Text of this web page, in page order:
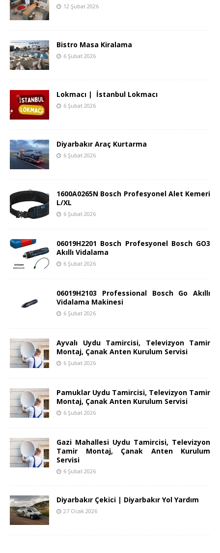
12 Şubat 2026
Bistro Masa Kiralama
6 Şubat 2026
Lokmacı | İstanbul Lokmacı
6 Şubat 2026
Diyarbakır Araç Kurtarma
6 Şubat 2026
1600A0265N Bosch Profesyonel Alet Kemeri
L/XL
6 Şubat 2026
06019H2201 Bosch Profesyonel Bosch GO3
Akıllı Vidalama
6 Şubat 2026
06019H2103 Professional Bosch Go Akıllı
Vidalama Makinesi
6 Şubat 2026
Ayvalı Uydu Tamircisi, Televizyon Tamir
Montaj, Çanak Anten Kurulum Servisi
6 Şubat 2026
Pamuklar Uydu Tamircisi, Televizyon Tamir
Montaj, Çanak Anten Kurulum Servisi
6 Şubat 2026
Gazi Mahallesi Uydu Tamircisi, Televizyon
Tamir Montaj, Çanak Anten Kurulum
Servisi
6 Şubat 2026
Diyarbakır Çekici | Diyarbakır Yol Yardım
27 Ocak 2026